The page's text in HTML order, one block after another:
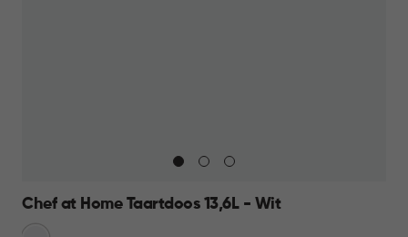
Chef at Home Taartdoos 13,6L - Wit